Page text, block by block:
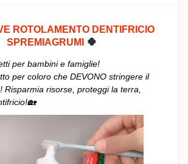
ROTOLAMENTO DENTIFRICIO
SPREMIAGRUMI 🍀
per bambini e famiglie!
per coloro che DEVONO stringere il
Risparmia risorse, proteggi la terra,
🏡